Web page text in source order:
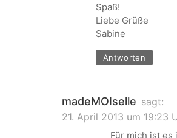
Spaß!
Liebe Grüße
Sabine
Antworten
madeMOIselle sagt:
21. April 2013 um 19:23
Für mich ist es